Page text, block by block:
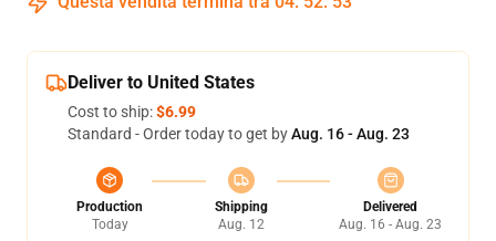
Deliver to United States
Cost to ship:$6.99
Standard - Order today to get byAug. 16 - Aug. 23
Production
Today
Shipping
Aug. 12
Delivered
Aug. 16 - Aug. 23